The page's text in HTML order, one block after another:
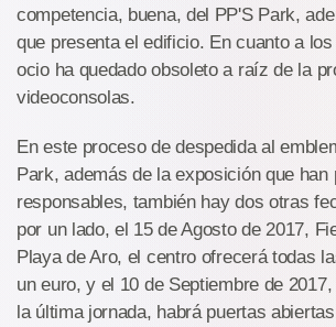
competencia, buena, del PP'S Park,
que presenta el edificio. En cuanto a
ocio ha quedado obsoleto a raíz de la
videoconsolas.
En este proceso de despedida al
Park, además de la exposición que han
responsables, también hay dos otras
por un lado, el 15 de Agosto de 2017,
Playa de Aro, el centro ofrecerá todas
un euro, y el 10 de Septiembre de
la última jornada, habrá puertas